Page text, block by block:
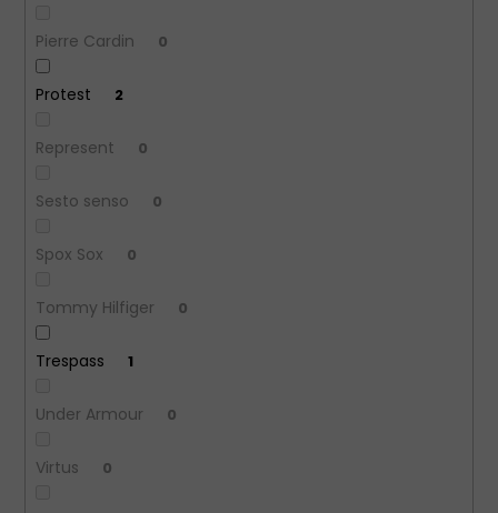
Pierre Cardin 0
Protest 2
Represent 0
Sesto senso 0
Spox Sox 0
Tommy Hilfiger 0
Trespass 1
Under Armour 0
Virtus 0